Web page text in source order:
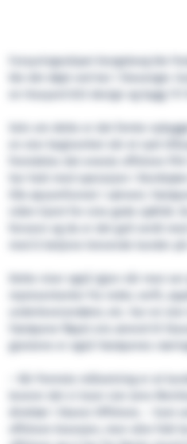
Forsyningsskipet Kongsborg ble
ble det døpt ved kai i Stavanger.
en Havyard 833 design og bygg
Selv om dette er det femte
en stor begivenhet når et nytt
fremdeles det eneste offshore
har hatt med operasjon i
lille øysamfunnet i sørvest.
viden kjent for sine gode sjøfolk.
farvann og da er det gull verdt
Dette viser også igjen når man
representanter fra reder, verft,
underleverandører, etc. har en
Færøyene fløyet ens ærend til
gjestene er også Færøyenes
– Vår fremste målsetning er at
direktør i Skansi Offshore. – Som